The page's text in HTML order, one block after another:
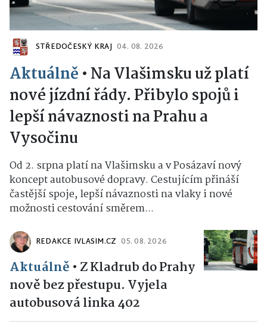
STŘEDOČESKÝ KRAJ 04. 08. 2026
Aktuálně • Na Vlašimsku už platí
nové jízdní řády. Přibylo spojů i
lepší návaznosti na Prahu a
Vysočinu
Od 2. srpna platí na Vlašimsku a v Posázaví nový
koncept autobusové dopravy. Cestujícím přináší
častější spoje, lepší návaznosti na vlaky i nové
možnosti cestování směrem...
REDAKCE IVLASIM.CZ 05. 08. 2026
Aktuálně • Z Kladrub do Prahy
nově bez přestupu. Vyjela
autobusová linka 402